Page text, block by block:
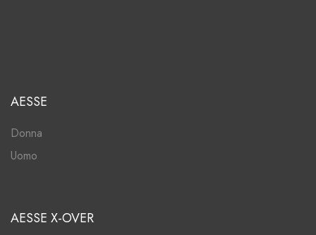
AESSE
Donna
Uomo
AESSE X-OVER